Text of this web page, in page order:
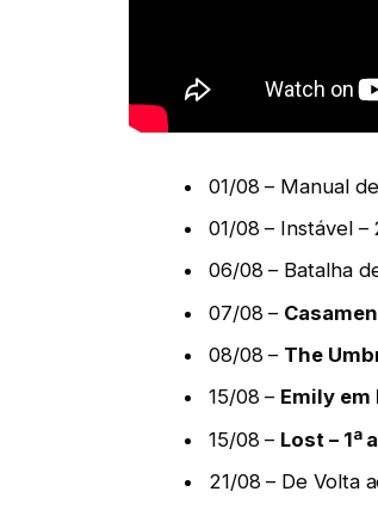
01/08 – Manual
01/08 – Instável –
06/08 – Batalha
07/08 –
08/08 – The
15/08 – Emily em
15/08 – Lost – 1ª
21/08 – De Volta